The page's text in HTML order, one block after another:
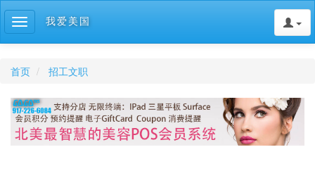
Toggle
navigation
我爱美国
首页 招工文职